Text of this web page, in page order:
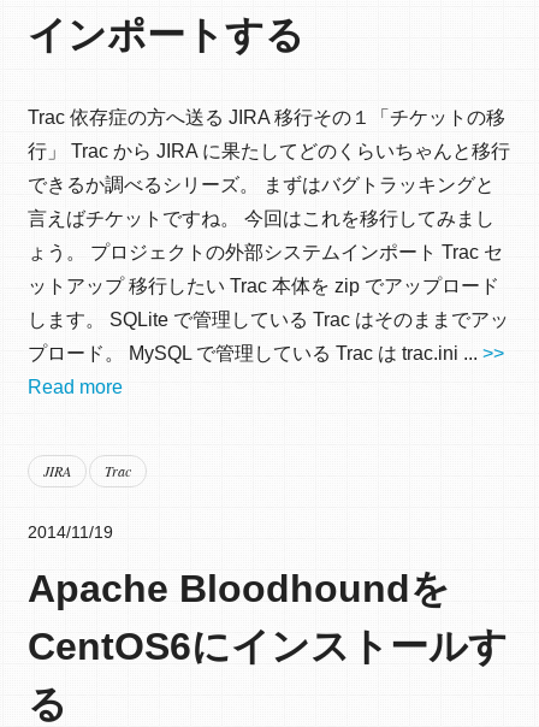
インポートする
Trac 依存症の方へ送る JIRA 移行その１「チケットの移
行」 Trac から JIRA に果たしてどのくらいちゃんと移行
できるか調べるシリーズ。 まずはバグトラッキングと
言えばチケットですね。 今回はこれを移行してみまし
ょう。 プロジェクトの外部システムインポート Trac セ
ットアップ 移行したい Trac 本体を zip でアップロード
します。 SQLite で管理している Trac はそのままでアッ
プロード。 MySQL で管理している Trac は trac.ini ... >>
Read more
JIRA Trac
2014/11/19
Apache Bloodhoundを
CentOS6にインストールす
る